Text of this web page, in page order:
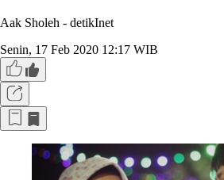
Aak Sholeh - detikInet
Senin, 17 Feb 2020 12:17 WIB